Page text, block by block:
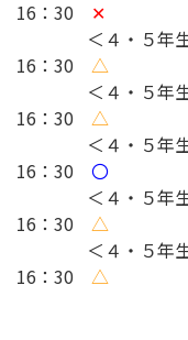
16：30 ✕
＜４・５年生
16：30 △
＜４・５年
16：30
△
＜４・５年生
16：30 〇
＜４・５年生対
16：30 △
＜４・５年生対
16：30 △